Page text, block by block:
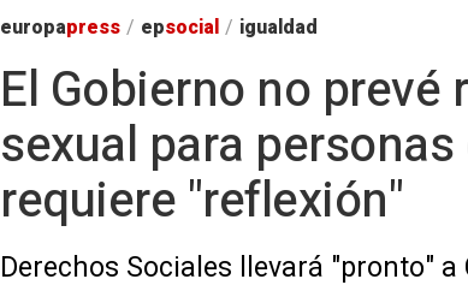
europapress / epsocial / igualdad
El Gobierno no
sexual para
requiere "reflexión"
Derechos Sociales llevará "pronto"